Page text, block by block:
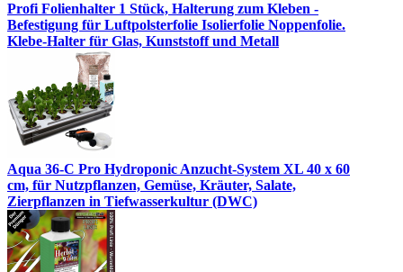
Profi Folienhalter 1 Stück, Halterung zum Kleben -
Befestigung für Luftpolsterfolie Isolierfolie Noppenfolie.
Klebe-Halter für Glas, Kunststoff und Metall
Aqua 36-C Pro Hydroponic Anzucht-System XL 40 x 60
cm, für Nutzpflanzen, Gemüse, Kräuter, Salate,
Zierpflanzen in Tiefwasserkultur (DWC)